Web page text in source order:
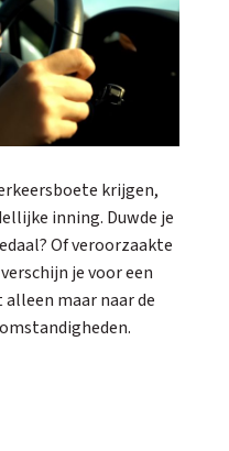
krijgen,
inning. Duwde je
Of veroorzaakte
je voor een
maar naar de